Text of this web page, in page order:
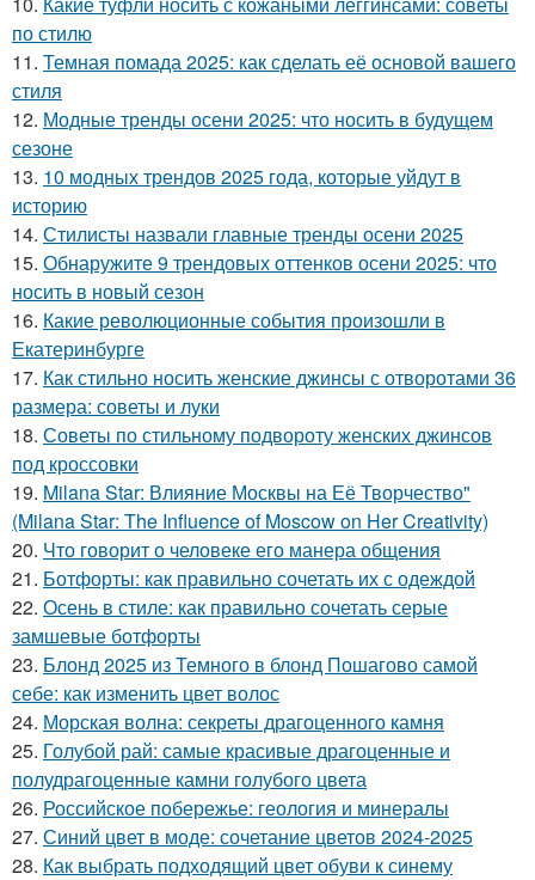
по стилю
11. Темная помада 2025: как сделать её основой вашего
стиля
12. Модные тренды осени 2025: что носить в будущем
сезоне
13. 10 модных трендов 2025 года, которые уйдут в
историю
14. Стилисты назвали главные тренды осени 2025
15. Обнаружите 9 трендовых оттенков осени 2025: что
носить в новый сезон
16. Какие революционные события произошли в
Екатеринбурге
17. Как стильно носить женские джинсы с отворотами 36
размера: советы и луки
18. Советы по стильному подвороту женских джинсов
под кроссовки
19. Milana Star: Влияние Москвы на Её Творчество"
(Milana Star: The Influence of Moscow on Her Creativity)
20. Что говорит о человеке его манера общения
21. Ботфорты: как правильно сочетать их с одеждой
22. Осень в стиле: как правильно сочетать серые
замшевые ботфорты
23. Блонд 2025 из Темного в блонд Пошагово самой
себе: как изменить цвет волос
24. Морская волна: секреты драгоценного камня
25. Голубой рай: самые красивые драгоценные и
полудрагоценные камни голубого цвета
26. Российское побережье: геология и минералы
27. Синий цвет в моде: сочетание цветов 2024-2025
28. Как выбрать подходящий цвет обуви к синему